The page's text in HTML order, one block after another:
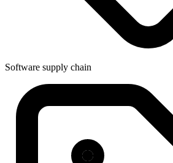
Software supply chain